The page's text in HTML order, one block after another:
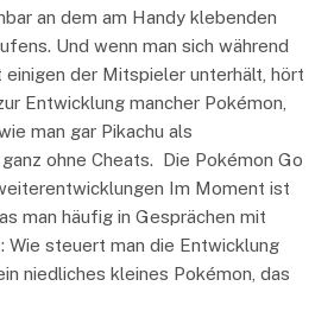
an dem am Handy klebenden
Und wenn man sich während
der Mitspieler unterhält, hört
Entwicklung mancher Pokémon,
man gar Pikachu als
ohne Cheats. Die Pokémon Go
Im Moment ist
man häufig in Gesprächen mit
Wie steuert man die Entwicklung
niedliches kleines Pokémon, das